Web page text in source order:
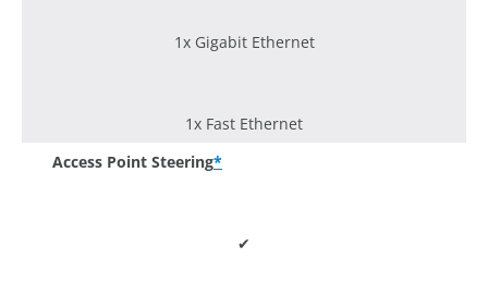
1x Gigabit Ethernet
1x Fast Ethernet
Access Point Steering*
✔